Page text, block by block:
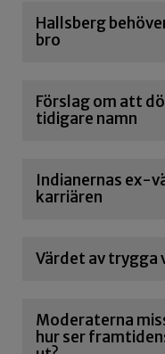
Hallsberg
bro
Förslag om att
tidigare namn
Indianernas ex-
karriären
Värdet av trygga
Moderaterna
hur ser